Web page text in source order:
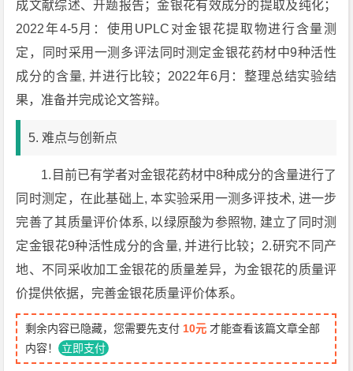
成文献综述、开题报告；金银花有效成分的提取及纯化；
2022年4-5月：使用UPLC对金银花提取物进行含量测
定，同时采用一测多评法同时测定金银花药材中9种活性
成分的含量, 并进行比较；2022年6月：整理总结实验结
果，准备并完成论文答辩。
5. 难点与创新点
1.目前已有学者对金银花药材中8种成分的含量进行了
同时测定，在此基础上, 本实验采用一测多评技术, 进一步
完善了其质量评价体系, 以绿原酸为参照物, 建立了同时测
定金银花9种活性成分的含量, 并进行比较；2.研究不同产
地、不同采收加工金银花的质量差异，为金银花的质量评
价提供依据，完善金银花质量评价体系。
剩余内容已隐藏，您需要先支付 10元 才能查看该篇文章全部
内容！ 立即支付